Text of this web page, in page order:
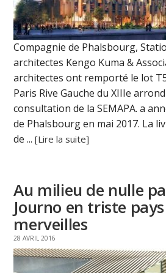
Compagnie de Phalsbourg,
architectes Kengo Kuma &
architectes ont remporté le lot
Paris Rive Gauche du XIIIe
consultation de la SEMAPA. a
de Phalsbourg en mai 2017. La
de ...[Lire la suite]
Au milieu de nulle
Journo en triste
merveilles
28 AVRIL 2016